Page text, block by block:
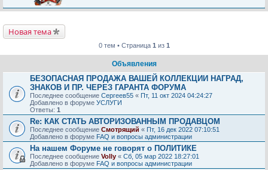
Новая тема
0 тем • Страница 1 из 1
Объявления
БЕЗОПАСНАЯ ПРОДАЖА ВАШЕЙ КОЛЛЕКЦИИ НАГРАД,
ЗНАКОВ И ПР. ЧЕРЕЗ ГАРАНТА ФОРУМА
Последнее сообщение Сергеев55 « Пт, 11 окт 2024 04:24:27
Добавлено в форуме УСЛУГИ
Ответы: 1
Re: КАК СТАТЬ АВТОРИЗОВАННЫМ ПРОДАВЦОМ
Последнее сообщение Смотрящий « Пт, 16 дек 2022 07:10:51
Добавлено в форуме FAQ и вопросы администрации
На нашем Форуме не говорят о ПОЛИТИКЕ
Последнее сообщение Volly « Сб, 05 мар 2022 18:27:01
Добавлено в форуме FAQ и вопросы администрации